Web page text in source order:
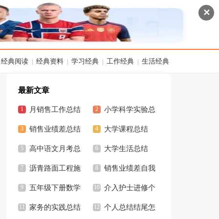
✕
经典阅读 经典资料 学习经典 工作经典 生活经典
最新文章
月销售工作总结 小学科学实验总
结
销售业绩差总结 大学课程总结
高中语文月考总
结
大学生活总结
沥青路面工程施
工总结
销售业绩差自我
总结
五年级下册数学
知识点总结
介入护士进修个
人总结
家务的实践总结 个人总结结尾怎